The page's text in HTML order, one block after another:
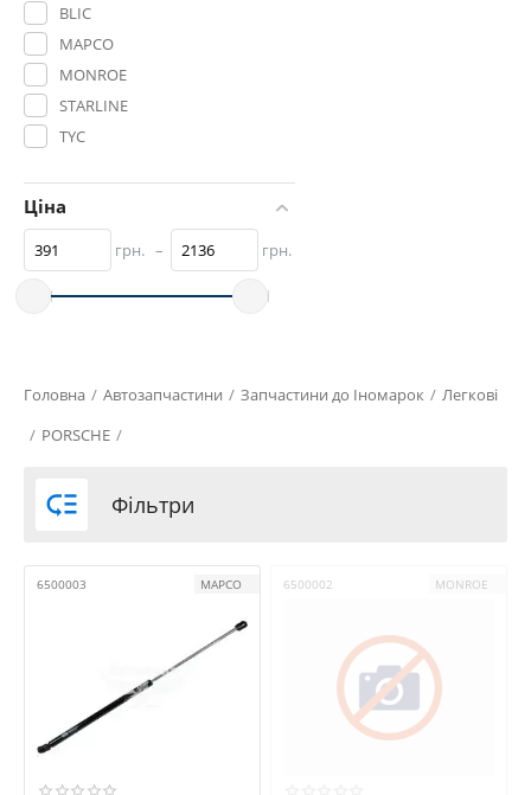
BLIC
MAPCO
MONROE
STARLINE
TYC
Ціна
грн. – грн.
Головна / Автозапчастини / Запчастини до Іномарок / Легкові
/ PORSCHE /
 Фільтри
6500003 MAPCO 6500002 MONROE